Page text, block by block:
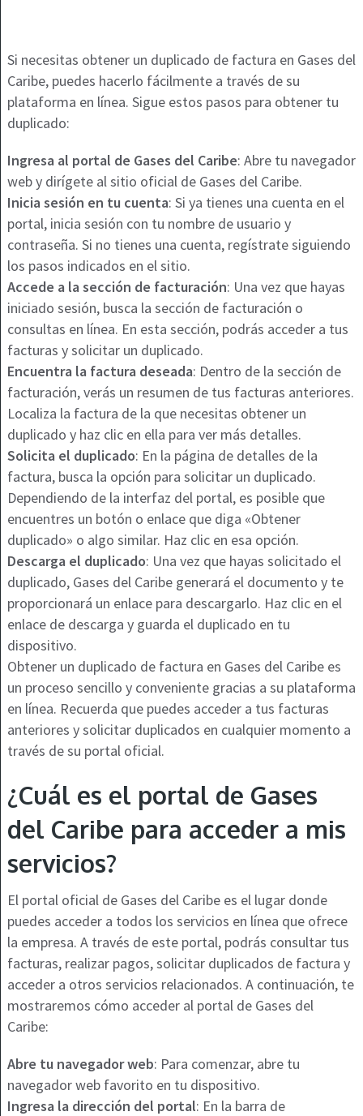
Si necesitas obtener un duplicado de factura en Gases del
Caribe, puedes hacerlo fácilmente a través de su
plataforma en línea. Sigue estos pasos para obtener tu
duplicado:
Ingresa al portal de Gases del Caribe: Abre tu navegador
web y dirígete al sitio oficial de Gases del Caribe.
Inicia sesión en tu cuenta: Si ya tienes una cuenta en el
portal, inicia sesión con tu nombre de usuario y
contraseña. Si no tienes una cuenta, regístrate siguiendo
los pasos indicados en el sitio.
Accede a la sección de facturación: Una vez que hayas
iniciado sesión, busca la sección de facturación o
consultas en línea. En esta sección, podrás acceder a tus
facturas y solicitar un duplicado.
Encuentra la factura deseada: Dentro de la sección de
facturación, verás un resumen de tus facturas anteriores.
Localiza la factura de la que necesitas obtener un
duplicado y haz clic en ella para ver más detalles.
Solicita el duplicado: En la página de detalles de la
factura, busca la opción para solicitar un duplicado.
Dependiendo de la interfaz del portal, es posible que
encuentres un botón o enlace que diga «Obtener
duplicado» o algo similar. Haz clic en esa opción.
Descarga el duplicado: Una vez que hayas solicitado el
duplicado, Gases del Caribe generará el documento y te
proporcionará un enlace para descargarlo. Haz clic en el
enlace de descarga y guarda el duplicado en tu
dispositivo.
Obtener un duplicado de factura en Gases del Caribe es
un proceso sencillo y conveniente gracias a su plataforma
en línea. Recuerda que puedes acceder a tus facturas
anteriores y solicitar duplicados en cualquier momento a
través de su portal oficial.
¿Cuál es el portal de Gases
del Caribe para acceder a mis
servicios?
El portal oficial de Gases del Caribe es el lugar donde
puedes acceder a todos los servicios en línea que ofrece
la empresa. A través de este portal, podrás consultar tus
facturas, realizar pagos, solicitar duplicados de factura y
acceder a otros servicios relacionados. A continuación, te
mostraremos cómo acceder al portal de Gases del
Caribe:
Abre tu navegador web: Para comenzar, abre tu
navegador web favorito en tu dispositivo.
Ingresa la dirección del portal: En la barra de